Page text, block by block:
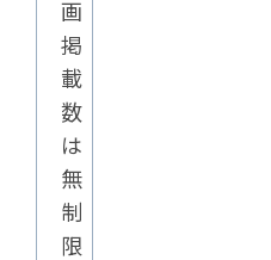
画
掲
載
数
は
無
制
限